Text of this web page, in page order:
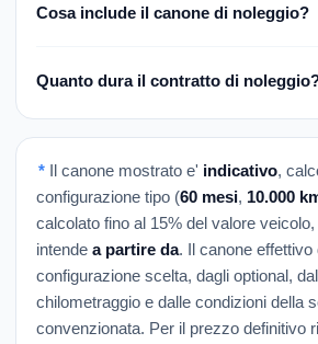
Cosa include il canone di noleggio?
Quanto dura il contratto di
* Il canone mostrato e' indicativo,
configurazione tipo (60 mesi, 10.000
calcolato fino al 15% del valore
intende a partire da. Il canone effettivo
configurazione scelta, dagli optional,
chilometraggio e dalle condizioni della
convenzionata. Per il prezzo definitivo